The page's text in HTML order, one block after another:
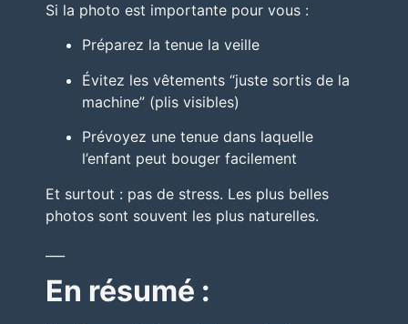
Si la photo est importante pour vous :
Préparez la tenue la veille
Évitez les vêtements “juste sortis de la
machine” (plis visibles)
Prévoyez une tenue dans laquelle
l’enfant peut bouger facilement
Et surtout : pas de stress. Les plus belles
photos sont souvent les plus naturelles.
En résumé :